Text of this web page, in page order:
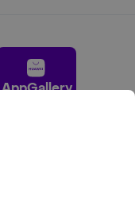
AppGallery